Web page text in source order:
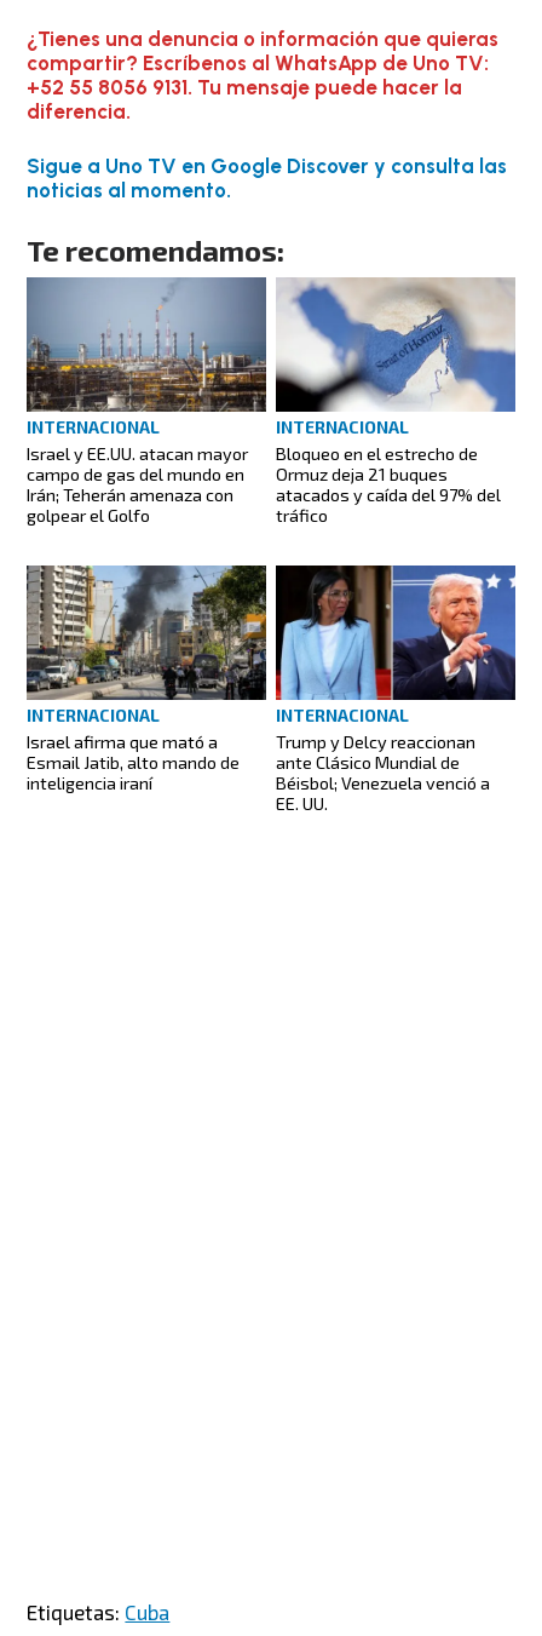
¿Tienes una denuncia o información que quieras
compartir? Escríbenos al WhatsApp de Uno TV:
+52 55 8056 9131. Tu mensaje puede hacer la
diferencia.
Sigue a Uno TV en Google Discover y consulta las
noticias al momento.
Te recomendamos:
INTERNACIONAL
Israel y EE.UU. atacan mayor
campo de gas del mundo en
Irán; Teherán amenaza con
golpear el Golfo
INTERNACIONAL
Bloqueo en el estrecho de
Ormuz deja 21 buques
atacados y caída del 97% del
tráfico
INTERNACIONAL
Israel afirma que mató a
Esmail Jatib, alto mando de
inteligencia iraní
INTERNACIONAL
Trump y Delcy reaccionan
ante Clásico Mundial de
Béisbol; Venezuela venció a
EE. UU.
Etiquetas: Cuba